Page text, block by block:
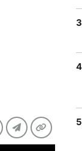
3
4
5